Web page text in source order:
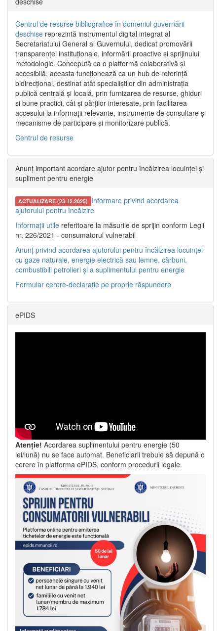
Centrul de resurse bibliografice în domeniul guvernării
deschise reprezintă instrumentul digital integrat al
Secretariatului General al Guvernului, dedicat promovării
transparenței instituționale, informării proactive și sprijinului
metodologic. Concepută ca o platformă colaborativă și
accesibilă, aceasta funcționează ca un hub de referință
bidirecțional, destinat atât specialiștilor din administrația
publică centrală și locală, prin furnizarea de resurse, ghiduri
și bune practici, cât și părților interesate, prin facilitarea
accesului la informații relevante, instrumente de consultare și
mecanisme de participare și monitorizare publică.
Centrul de resurse
Anunț important acordare ajutor pentru încălzirea locuinței și
supliment pentru energie
ACTUALIZARE (23.12.2025) Informare privind acordarea
ajutorului pentru încălzire
Informații utile referitoare la măsurile de sprijin conform Legii
nr. 226/2021 - consumatorul vulnerabil
Anunț privind acordarea ajutorului pentru încălzirea locuinței
cu gaze naturale, energie electrică sau lemne, cărbuni,
combustibili petrolieri și a suplimentului pentru energie
Formular cerere-declarație pe proprie răspundere
ePIDS
Atenție! Acordarea suplimentului pentru energie (50
lei/lună) nu se face automat. Beneficiarii trebuie să depună o
cerere în platforma ePIDS, conform procedurii legale.